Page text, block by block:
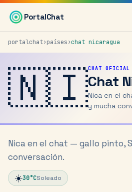
Saltar al contenido principal
PortalChat
portalchat›países›chat nicaragua
🇳🇮CHAT OFICIAL
Chat
Nica en el
y mucha
Nica en el chat — gallo pinto,
conversación.
☀️30°CSoleado